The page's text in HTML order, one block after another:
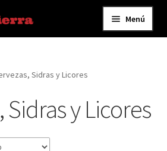
Menú
Sidras y Licores
Sidras y Licores